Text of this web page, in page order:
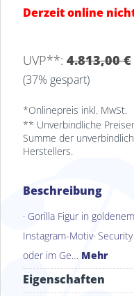
Beschreibung
· Gorilla Figur in
Instagram-Motiv·
oder im Ge… Mehr
Eigenschaften
UVP**: 4.813,00 €
(37% gespart)
*Onlinepreis inkl. MwSt.
** Unverbindliche
Summe der
Herstellers.
Derzeit online